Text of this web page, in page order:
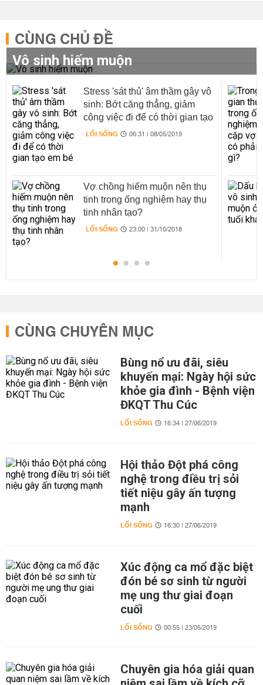
CÙNG CHỦ ĐỀ
Vô sinh hiếm muộn
Stress 'sát thủ' âm thầm gây vô
sinh: Bớt căng thẳng, giảm
công việc đi để có thời gian tạo
em bé
LỐI SỐNG 06:31 | 08/05/2019
Vợ chồng hiếm muộn nên thụ
tinh trong ống nghiệm hay thụ
tinh nhân tạo?
LỐI SỐNG 23:00 | 31/10/2018
CÙNG CHUYÊN MỤC
Bùng nổ ưu đãi, siêu
khuyến mại: Ngày hội sức
khỏe gia đình - Bệnh viện
ĐKQT Thu Cúc
LỐI SỐNG 16:34 | 27/06/2019
Hội thảo Đột phá công
nghệ trong điều trị sỏi
tiết niệu gây ấn tượng
mạnh
LỐI SỐNG 16:30 | 27/06/2019
Xúc động ca mổ đặc biệt
đón bé sơ sinh từ người
mẹ ung thư giai đoạn
cuối
LỐI SỐNG 00:55 | 23/05/2019
Chuyên gia hóa giải quan